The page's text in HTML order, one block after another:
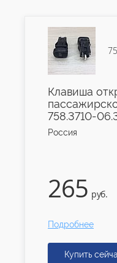
Клавиша
758.3710-
Россия
265 руб.
Подробнее
Купить